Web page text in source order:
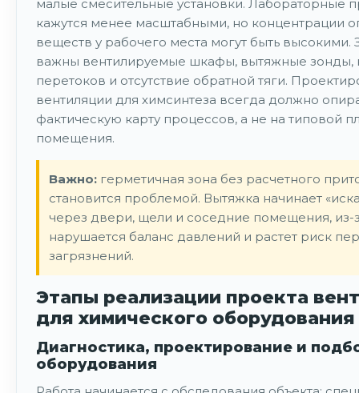
малые смесительные установки. Лабораторные
кажутся менее масштабными, но концентрации
веществ у рабочего места могут быть высокими.
важны вентилируемые шкафы, вытяжные зонды,
перетоков и отсутствие обратной тяги.
вентиляции для химсинтеза всегда должно
фактическую карту процессов, а не на типовой
помещения.
Важно: герметичная зона без расчетного
становится проблемой. Вытяжка начинает
через двери, щели и соседние помещения, из-
нарушается баланс давлений и растет риск
загрязнений.
Этапы реализации проекта
для химического оборудования
Диагностика, проектирование и
оборудования